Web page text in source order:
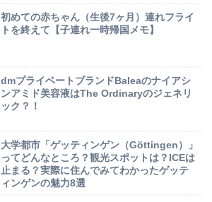
初めての赤ちゃん（生後7ヶ月）連れフライ
トを終えて【子連れ一時帰国メモ】
dmプライベートブランドBaleaのナイアシ
ンアミド美容液はThe Ordinaryのジェネリ
ック？！
大学都市「ゲッティンゲン（Göttingen）」
ってどんなところ？観光スポットは？ICEは
止まる？実際に住んでみてわかったゲッテ
ィンゲンの魅力8選